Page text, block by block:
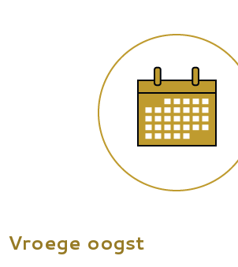
Vroege oogst